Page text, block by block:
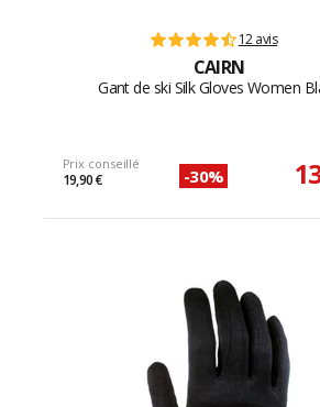
12 avis
CAIRN
Gant de ski Silk Gloves Women
Prix conseillé
19,90 € -30%